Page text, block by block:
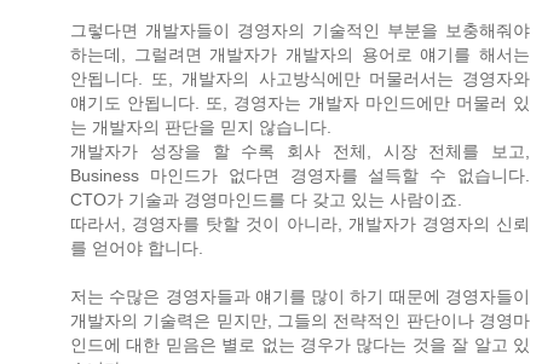
그렇다면 개발자들이 경영자의 기술적인 부분을 보충해줘야
하는데, 그럴려면 개발자가 개발자의 용어로 얘기를 해서는
안됩니다. 또, 개발자의 사고방식에만 머물러서는 경영자와
얘기도 안됩니다. 또, 경영자는 개발자 마인드에만 머물러 있
는 개발자의 판단을 믿지 않습니다.
개발자가 성장을 할 수록 회사 전체, 시장 전체를 보고,
Business 마인드가 없다면 경영자를 설득할 수 없습니다.
CTO가 기술과 경영마인드를 다 갖고 있는 사람이죠.
따라서, 경영자를 탓할 것이 아니라, 개발자가 경영자의 신뢰
를 얻어야 합니다.
저는 수많은 경영자들과 얘기를 많이 하기 때문에 경영자들이
개발자의 기술력은 믿지만, 그들의 전략적인 판단이나 경영마
인드에 대한 믿음은 별로 없는 경우가 많다는 것을 잘 알고 있